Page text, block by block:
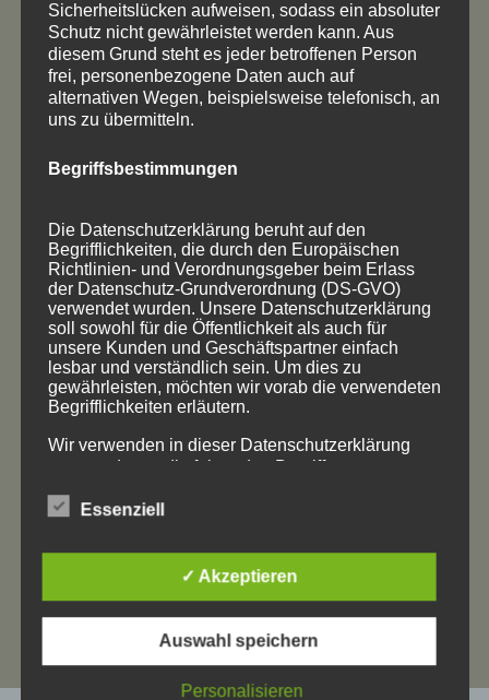
KONTAKT, ANSCHRIFT UND
ÖFFNUNGSZEITEN
Annette Rehle / Natur in Form
D 87544 Blaichach/Ettensberg
Tel: 08321 – 85746
E-Mail:info@natur-in-form.de
Atelier Öffnungszeiten:
Mi, Do, Fr 10:00 bis 17:00 Uhr
Absprache,
Weiden in der Region schneide…
Sicherheitslücken aufweisen, sodass ein absoluter
Schutz nicht gewährleistet werden kann. Aus
diesem Grund steht es jeder betroffenen Person
frei, personenbezogene Daten auch auf
alternativen Wegen, beispielsweise telefonisch, an
uns zu übermitteln.
Begriffsbestimmungen
Die Datenschutzerklärung beruht auf den
Begrifflichkeiten, die durch den Europäischen
Richtlinien- und Verordnungsgeber beim Erlass
der Datenschutz-Grundverordnung (DS-GVO)
verwendet wurden. Unsere Datenschutzerklärung
soll sowohl für die Öffentlichkeit als auch für
unsere Kunden und Geschäftspartner einfach
lesbar und verständlich sein. Um dies zu
gewährleisten, möchten wir vorab die verwendeten
Begrifflichkeiten erläutern.
Wir verwenden in dieser Datenschutzerklärung
unter anderem die folgenden Begriffe:
a) personenbezogene Daten
Personenbezogene Daten sind alle Informationen,
die sich auf eine identifizierte oder identifizierbare
natürliche Person (im Folgenden „betroffene
natürliche Person angesehen, die direkt oder
Essenziell
✓ Akzeptieren
Auswahl speichern
Personalisieren